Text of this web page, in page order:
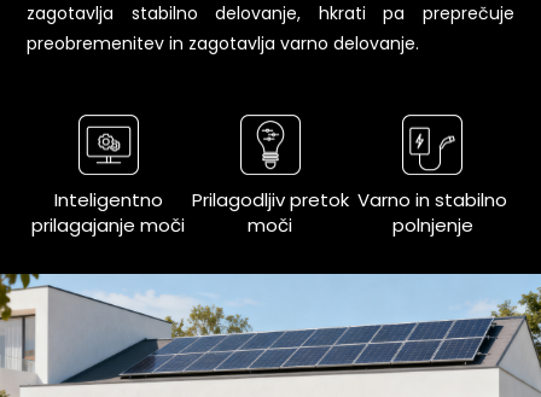
zagotavlja stabilno delovanje, hkrati pa preprečuje
preobremenitev in zagotavlja varno delovanje.
Inteligentno
prilagajanje moči
Prilagodljiv pretok
moči
Varno in stabilno
polnjenje